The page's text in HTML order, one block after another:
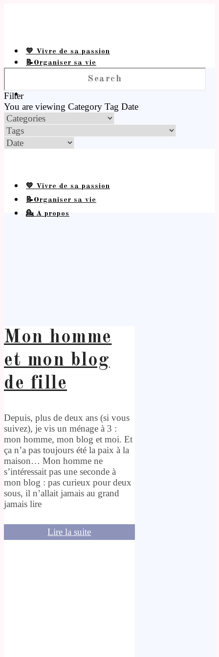
💛 Vivre de sa passion
📝Organiser sa vie
Filter
You are viewing Category Tag Date
💛 Vivre de sa passion
📝Organiser sa vie
💁 A propos
Mon homme
et mon blog
de fille
Depuis, plus de deux ans (si vous
suivez), je vis un ménage à 3 :
mon homme, mon blog et moi. Et
ça n’a pas toujours été la paix à la
maison… Mon homme ne
s’intéressait pas une seconde à
mon blog : pas curieux pour deux
sous, il n’allait jamais au grand
jamais lire
Lire la suite